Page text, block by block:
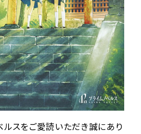
ルスをご愛読いただき誠にあり